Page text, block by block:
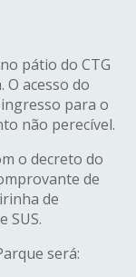
pátio do CTG
O acesso do
para o
não perecível.
o decreto do
de
de
SUS.
será: